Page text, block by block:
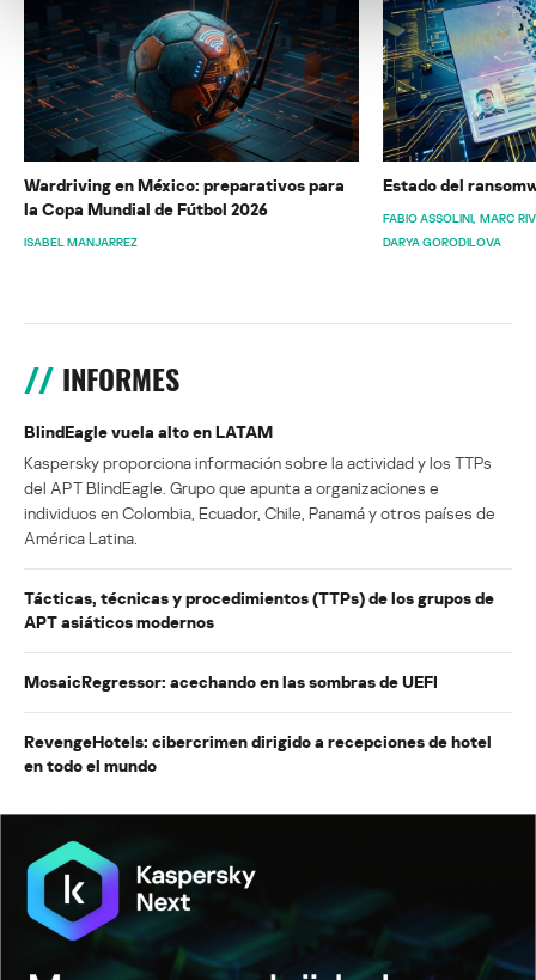
Wardriving en México: preparativos para
la Copa Mundial de Fútbol 2026
ISABEL MANJARREZ
Estado del
FABIO ASSOLINI MARC
DARYA GORODILOVA
INFORMES
BlindEagle vuela alto en LATAM
Kaspersky proporciona información sobre la actividad y los TTPs
del APT BlindEagle. Grupo que apunta a organizaciones e
individuos en Colombia, Ecuador, Chile, Panamá y otros países de
América Latina.
Tácticas, técnicas y procedimientos (TTPs) de los grupos de
APT asiáticos modernos
MosaicRegressor: acechando en las sombras de UEFI
RevengeHotels: cibercrimen dirigido a recepciones de hotel
en todo el mundo